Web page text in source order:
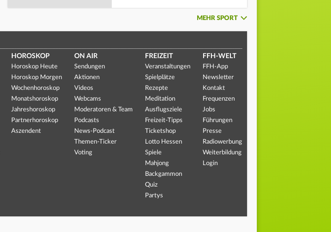
MEHR SPORT
HOROSKOP
Horoskop Heute
Horoskop Morgen
Wochenhoroskop
Monatshoroskop
Jahreshoroskop
Partnerhoroskop
Aszendent
ON AIR
Sendungen
Aktionen
Videos
Webcams
Moderatoren & Team
Podcasts
News-Podcast
Themen-Ticker
Voting
FREIZEIT
Veranstaltungen
Spielplätze
Rezepte
Meditation
Ausflugsziele
Freizeit-Tipps
Ticketshop
Lotto Hessen
Spiele
Mahjong
Backgammon
Quiz
Partys
FFH-WELT
FFH-App
Newsletter
Kontakt
Frequenzen
Jobs
Führungen
Presse
Radiowerbung
Weiterbildung
Login